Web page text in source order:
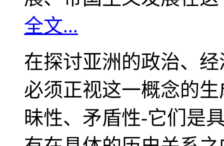
全文...
在探讨亚洲的政治、
必须正视这一概念的
昧性、矛盾性-它们是